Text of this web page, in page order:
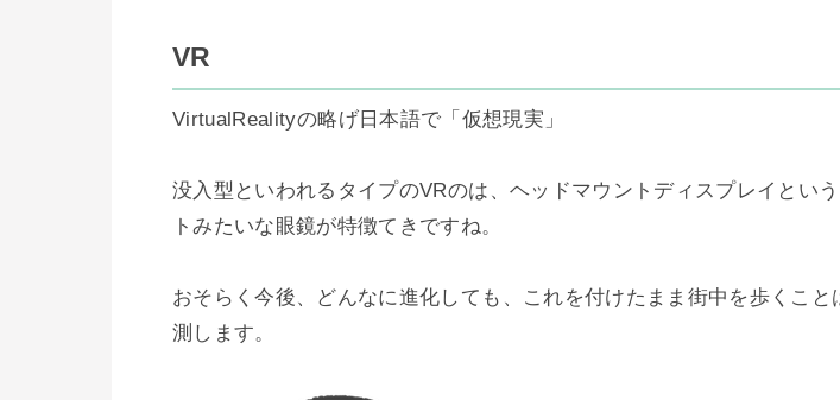
VR
VirtualRealityの略げ日本語で「仮想現実」
没入型といわれるタイプのVRのは、ヘッドマウントディスプレイとい
トみたいな眼鏡が特徴てきですね。
おそらく今後、どんなに進化しても、これを付けたまま街中を歩くこと
測します。